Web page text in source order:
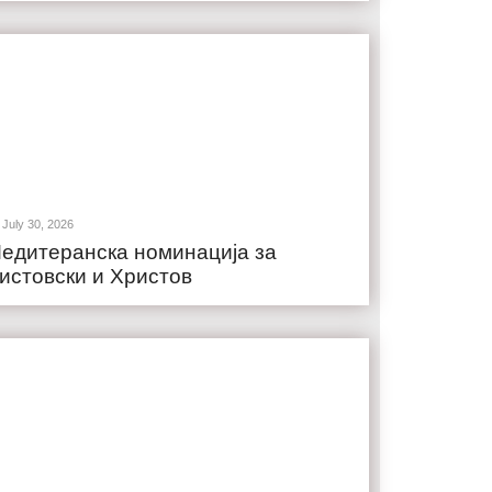
July 30, 2026
номинација за
и Христов